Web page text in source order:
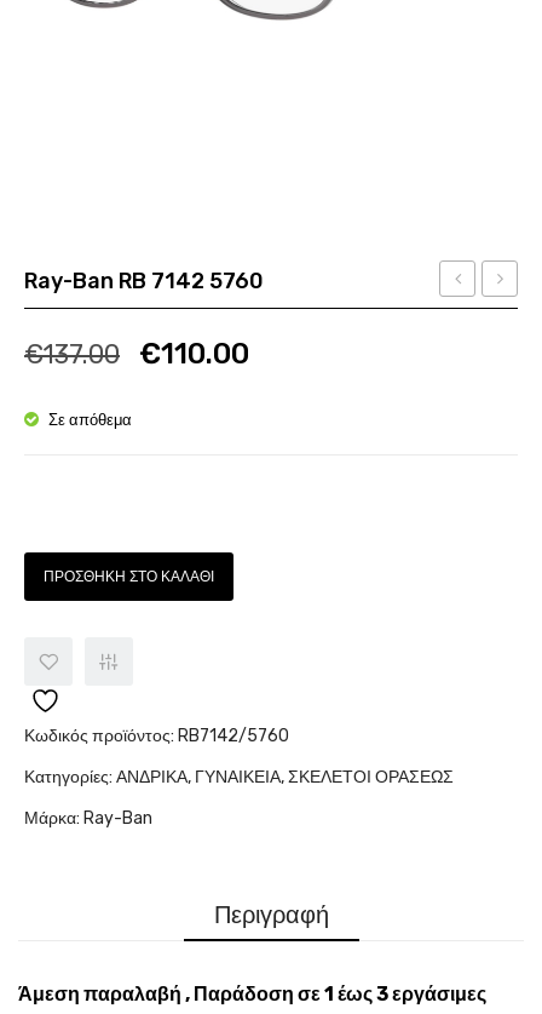
Rey
PU
Ray-Ban RB 7142 5760
€137.00 Ποσότητα
€110.00
Σε απόθεμα
ΠΡΟΣΘΉΚΗ ΣΤΟ ΚΑΛΆΘΙ
Κωδικός προϊόντος: RB7142/5760
Κατηγορίες: ΑΝΔΡΙΚΑ, ΓΥΝΑΙΚΕΙΑ,ΣΚΕΛΕΤΟΙ ΟΡΑΣΕΩΣ
Μάρκα: Ray-Ban
Περιγραφή
Άμεση παραλαβή , Παράδοση σε 1 έως 3 εργάσιμες